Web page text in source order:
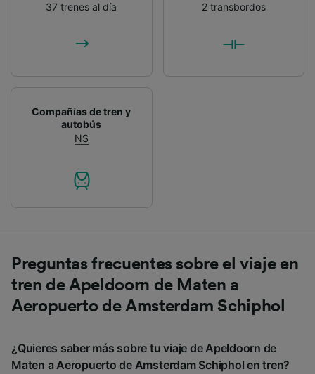
37 trenes al día
2 transbordos
Compañías de tren y
autobús
NS
Preguntas frecuentes sobre el viaje en
tren de Apeldoorn de Maten a
Aeropuerto de Amsterdam Schiphol
¿Quieres saber más sobre tu viaje de Apeldoorn de
Maten a Aeropuerto de Amsterdam Schiphol en tren?